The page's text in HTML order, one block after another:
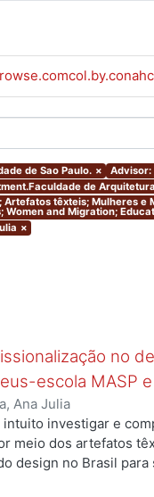
de Sao Paulo. × Advisor:
de
têxteis; Mulheres e
and Migration;
×
no
escola MASP
Ana Julia
intuito investigar e
meio dos artefatos
design no Brasil